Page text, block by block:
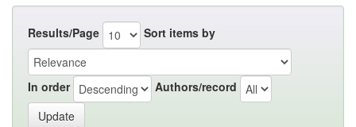
Results/Page Sort items by
In order Authors/record